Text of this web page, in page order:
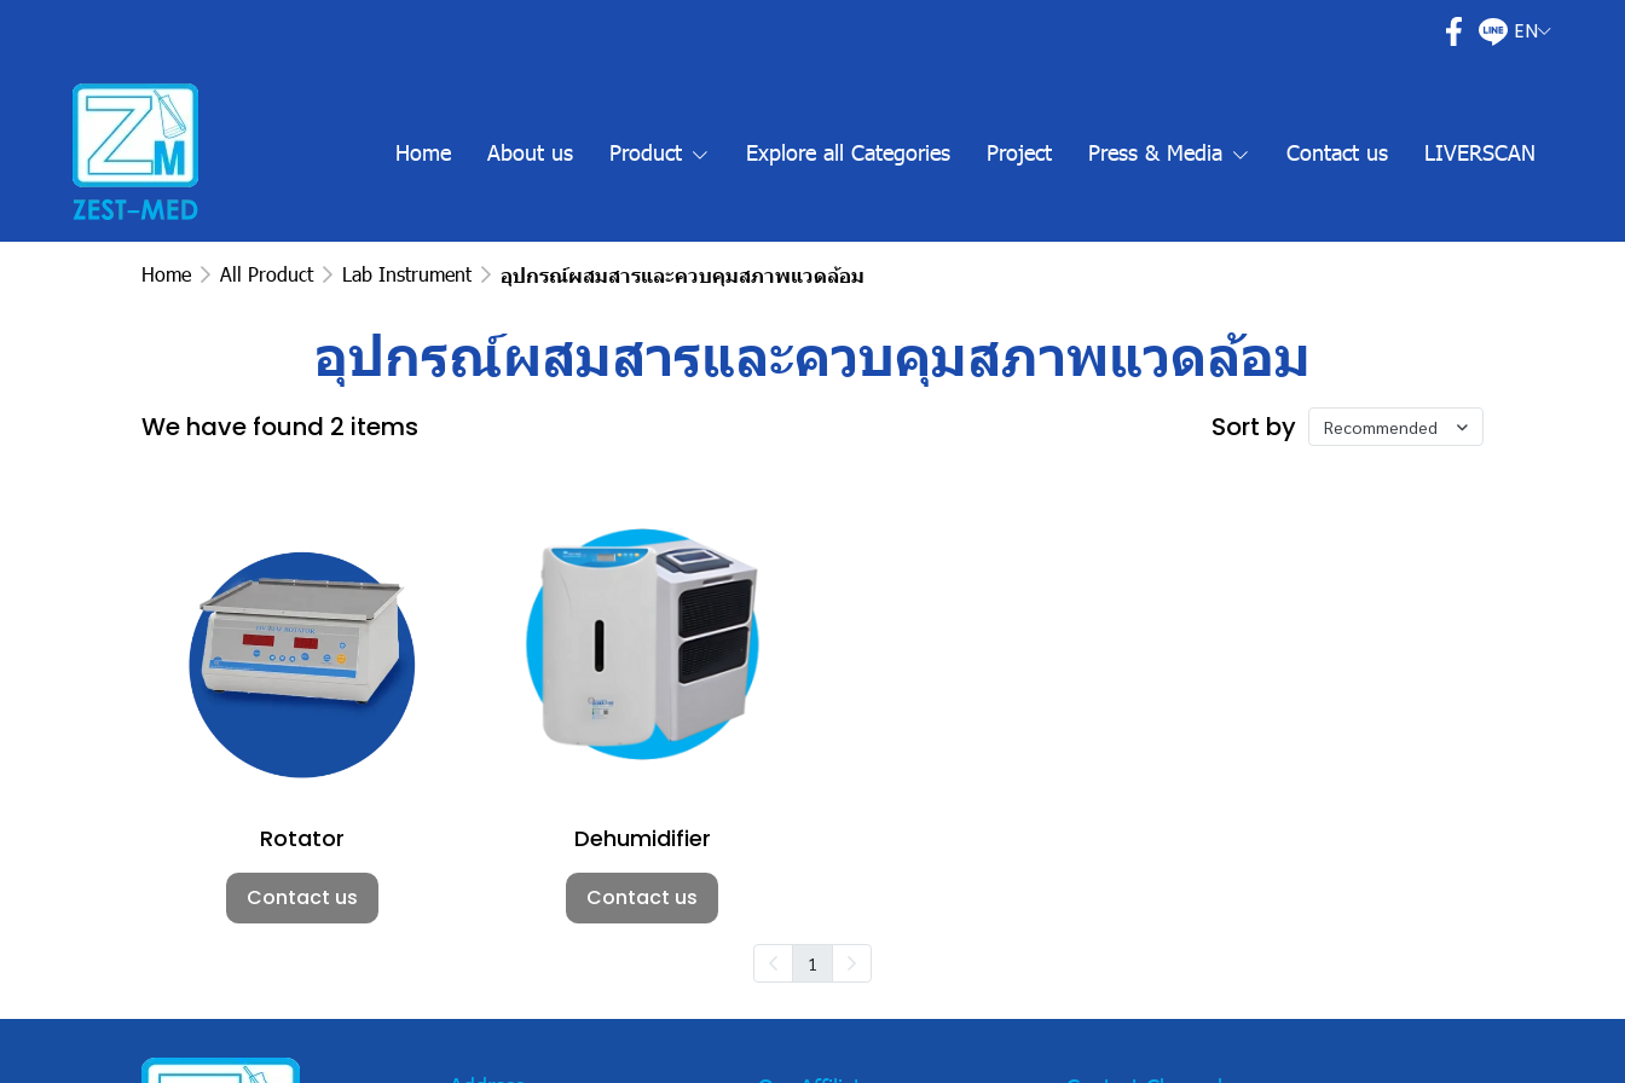
EN
Home About us Product Explore all Categories Project Press & Media Contact us LIVERSCAN
Home All Product Lab Instrument อุปกรณ์ผสมสารและควบคุมสภาพแวดล้อม
อุปกรณ์ผสมสารและควบคุมสภาพแวดล้อม
We have found 2 items Sort by Recommended
Rotator
Contact us
Dehumidifier
Contact us
1